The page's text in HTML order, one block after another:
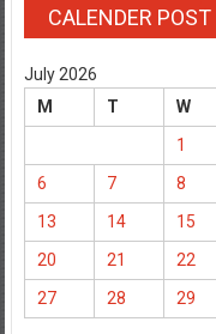
CALENDER POST
July 2026
M
T W
1
6
7 8
13
14 15
20
21 22
27
28 29